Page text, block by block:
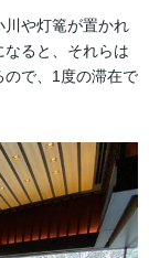
川や灯篭が置かれ
ると、それらは
ので、1度の滞在で